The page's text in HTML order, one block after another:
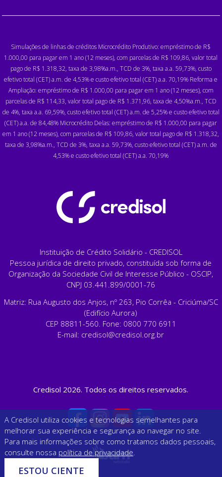
Simulações de linhas de créditos Microcrédito Produtivo: empréstimo de R$
1.000,00 para pagar em 1 ano (12 meses), com parcelas de R$ 109,86, valor total
pago de R$ 1.318,32, taxa de 3,98%a.m., TCD de 3%, taxa a.a. 59,73%, custo
efetivo total (CET) a.m. de 4,53% e custo efetivo total (CET) a.a. 70,19% Reforma e
Ampliação: empréstimo de R$ 1.000,00 para pagar em 1 ano (12 meses), com
parcelas de R$ 114,33, valor total pago de R$ 1.371,96, taxa de 4,50%a.m., TCD
de 4%, taxa a.a. 69,59%, custo efetivo total (CET) a.m. de 5,25% e custo efetivo total
(CET) a.a. de 84,48% Microcrédito Delas: empréstimo de R$ 1.000,00 para pagar
em 1 ano (12 meses), com parcelas de R$ 109,86, valor total pago de R$ 1.318,32,
taxa de 3,98%a.m., TCD de 3%, taxa a.a. 59,73%, custo efetivo total (CET) a.m. de
4,53% e custo efetivo total (CET) a.a. 70,19%
Instituição de Crédito Solidário - CREDISOL
Pessoa jurídica de direito privado, constituída sob forma de
Organização da Sociedade Civil de Interesse Público - OSCIP,
CNPJ 03.441.899/0001-76
Matriz: Rua Augusto dos Anjos, nº 263, Pio Corrêa - Criciúma/SC
(Edifício Aurora)
CEP 88811-560. Fone: 0800 770 6911
E-mail: credisol@credisol.org.br
Credisol 2026. Todos os direitos reservados.
A Credisol utiliza cookies e tecnologias semelhantes para
melhorar sua experiência e segurança ao navegar no site.
Para mais informações sobre como tratamos dados pessoais,
consulte nossa política de privacidade
ESTOU CIENTE